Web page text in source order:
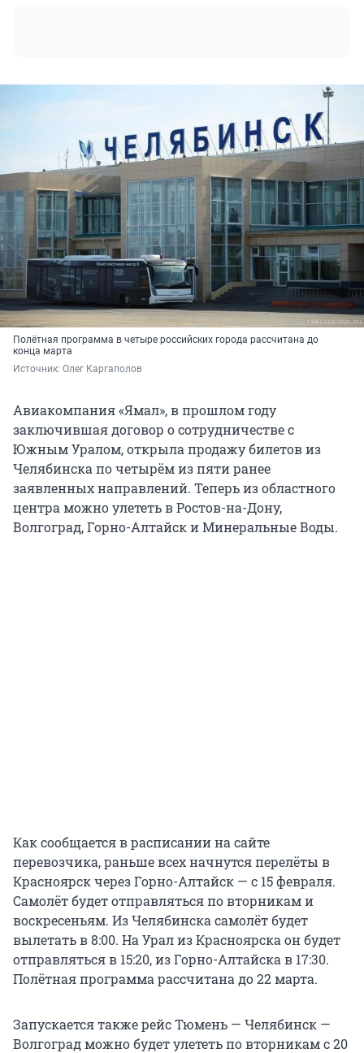
Полётная программа в четыре российских города рассчитана до
конца марта
Источник: Олег Каргаполов
Авиакомпания «Ямал», в прошлом году
заключившая договор о сотрудничестве с
Южным Уралом, открыла продажу билетов из
Челябинска по четырём из пяти ранее
заявленных направлений. Теперь из областного
центра можно улететь в Ростов-на-Дону,
Волгоград, Горно-Алтайск и Минеральные Воды.
Как сообщается в расписании на сайте
перевозчика, раньше всех начнутся перелёты в
Красноярск через Горно-Алтайск — с 15 февраля.
Самолёт будет отправляться по вторникам и
воскресеньям. Из Челябинска самолёт будет
вылетать в 8:00. На Урал из Красноярска он будет
отправляться в 15:20, из Горно-Алтайска в 17:30.
Полётная программа рассчитана до 22 марта.
Запускается также рейс Тюмень — Челябинск —
Волгоград можно будет улететь по вторникам с 20